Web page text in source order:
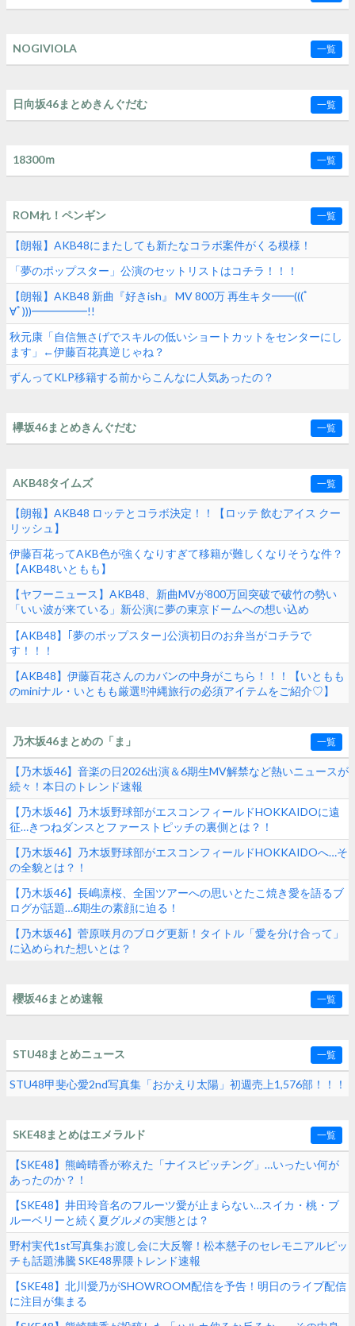
NOGIVIOLA 一覧
日向坂46まとめきんぐだむ 一覧
18300ｍ 一覧
ROMれ！ペンギン 一覧
【朗報】AKB48にまたしても新たなコラボ案件がくる模様！
「夢のポップスター」公演のセットリストはコチラ！！！
【朗報】AKB48 新曲『好きish』 MV 800万 再生キタ━━(((ﾟ
∀ﾟ)))━━━━━!!
秋元康「自信無さげでスキルの低いショートカットをセンターにし
ます」←伊藤百花真逆じゃね？
ずんってKLP移籍する前からこんなに人気あったの？
欅坂46まとめきんぐだむ 一覧
AKB48タイムズ 一覧
【朗報】AKB48 ロッテとコラボ決定！！【ロッテ 飲むアイス クー
リッシュ】
伊藤百花ってAKB色が強くなりすぎて移籍が難しくなりそうな件？
【AKB48いともも】
【ヤフーニュース】AKB48、新曲MVが800万回突破で破竹の勢い
「いい波が来ている」新公演に夢の東京ドームへの想い込め
る！！！
【AKB48】｢夢のポップスター｣公演初日のお弁当がコチラで
す！！！
【AKB48】伊藤百花さんのカバンの中身がこちら！！！【いともも
のminiナル・いともも厳選‼︎沖縄旅行の必須アイテムをご紹介♡】
乃木坂46まとめの「ま」 一覧
【乃木坂46】音楽の日2026出演＆6期生MV解禁など熱いニュースが
続々！本日のトレンド速報
【乃木坂46】乃木坂野球部がエスコンフィールドHOKKAIDOに遠
征…きつねダンスとファーストピッチの裏側とは？！
【乃木坂46】乃木坂野球部がエスコンフィールドHOKKAIDOへ…そ
の全貌とは？！
【乃木坂46】長嶋凛桜、全国ツアーへの思いとたこ焼き愛を語るブ
ログが話題…6期生の素顔に迫る！
【乃木坂46】菅原咲月のブログ更新！タイトル「愛を分け合って」
に込められた想いとは？
櫻坂46まとめ速報 一覧
STU48まとめニュース 一覧
STU48甲斐心愛2nd写真集「おかえり太陽」初週売上1,576部！！！
SKE48まとめはエメラルド 一覧
【SKE48】熊崎晴香が称えた「ナイスピッチング」…いったい何が
あったのか？！
【SKE48】井田玲音名のフルーツ愛が止まらない…スイカ・桃・ブ
ルーベリーと続く夏グルメの実態とは？
野村実代1st写真集お渡し会に大反響！松本慈子のセレモニアルピッ
チも話題沸騰 SKE48界隈トレンド速報
【SKE48】北川愛乃がSHOWROOM配信を予告！明日のライブ配信
に注目が集まる